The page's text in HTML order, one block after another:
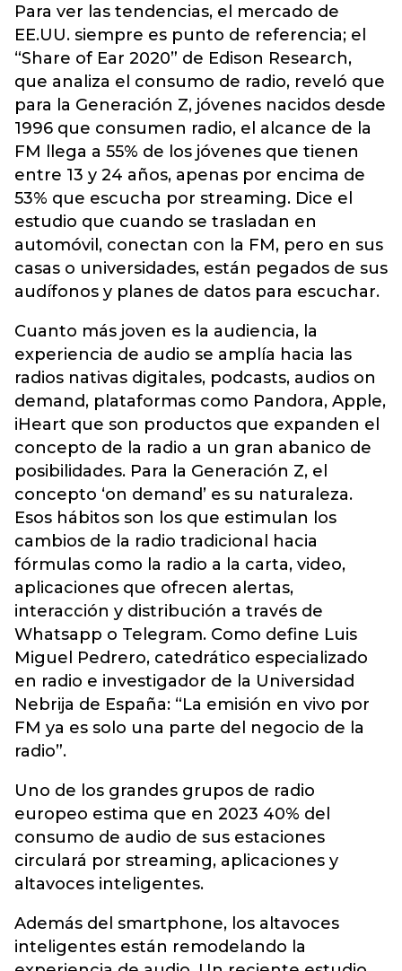
Para ver las tendencias, el mercado de
EE.UU. siempre es punto de referencia; el
“Share of Ear 2020” de Edison Research,
que analiza el consumo de radio, reveló que
para la Generación Z, jóvenes nacidos desde
1996 que consumen radio, el alcance de la
FM llega a 55% de los jóvenes que tienen
entre 13 y 24 años, apenas por encima de
53% que escucha por streaming. Dice el
estudio que cuando se trasladan en
automóvil, conectan con la FM, pero en sus
casas o universidades, están pegados de sus
audífonos y planes de datos para escuchar.
Cuanto más joven es la audiencia, la
experiencia de audio se amplía hacia las
radios nativas digitales, podcasts, audios on
demand, plataformas como Pandora, Apple,
iHeart que son productos que expanden el
concepto de la radio a un gran abanico de
posibilidades. Para la Generación Z, el
concepto ‘on demand’ es su naturaleza.
Esos hábitos son los que estimulan los
cambios de la radio tradicional hacia
fórmulas como la radio a la carta, video,
aplicaciones que ofrecen alertas,
interacción y distribución a través de
Whatsapp o Telegram. Como define Luis
Miguel Pedrero, catedrático especializado
en radio e investigador de la Universidad
Nebrija de España: “La emisión en vivo por
FM ya es solo una parte del negocio de la
radio”.
Uno de los grandes grupos de radio
europeo estima que en 2023 40% del
consumo de audio de sus estaciones
circulará por streaming, aplicaciones y
altavoces inteligentes.
Además del smartphone, los altavoces
inteligentes están remodelando la